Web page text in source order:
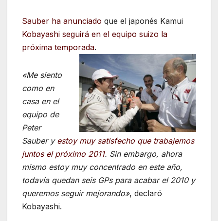
Sauber ha anunciado que el japonés Kamui
Kobayashi seguirá en el equipo suizo la
próxima temporada.
«Me siento
como en
casa en el
equipo de
Peter
Sauber y estoy muy satisfecho que trabajemos
juntos el próximo 2011. Sin embargo, ahora
mismo estoy muy concentrado en este año,
todavía quedan seis GPs para acabar el 2010 y
queremos seguir mejorando», declaró
Kobayashi.